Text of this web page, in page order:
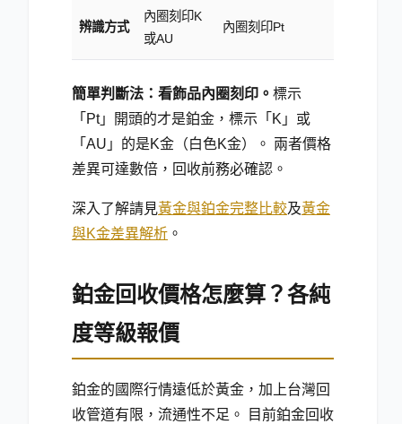
辨識方式
內圈刻印K
或AU
內圈刻印Pt
簡單判斷法：看飾品內圈刻印。 標示
「Pt」開頭的才是鉑金，標示「K」或
「AU」的是K金（白色K金）。 兩者價格
差異可達數倍，回收前務必確認。
深入了解請見黃金與鉑金完整比較及黃金
與K金差異解析 。
鉑金回收價格怎麼算？各純
度等級報價
鉑金的國際行情遠低於黃金，加上台灣回
收管道有限，流通性不足。 目前鉑金回收